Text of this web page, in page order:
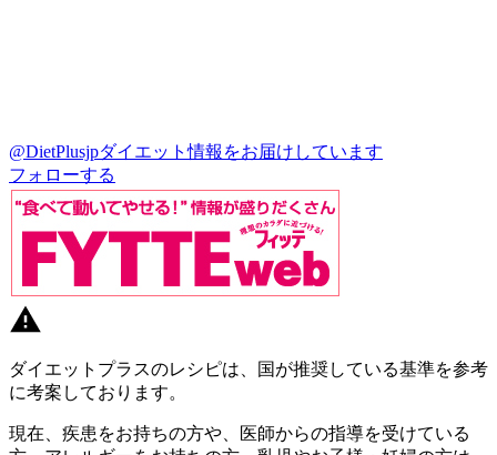
@DietPlusjpダイエット情報をお届けしています
フォローする
ダイエットプラスのレシピは、国が推奨している基準を参考
に考案しております。
現在、疾患をお持ちの方や、医師からの指導を受けている